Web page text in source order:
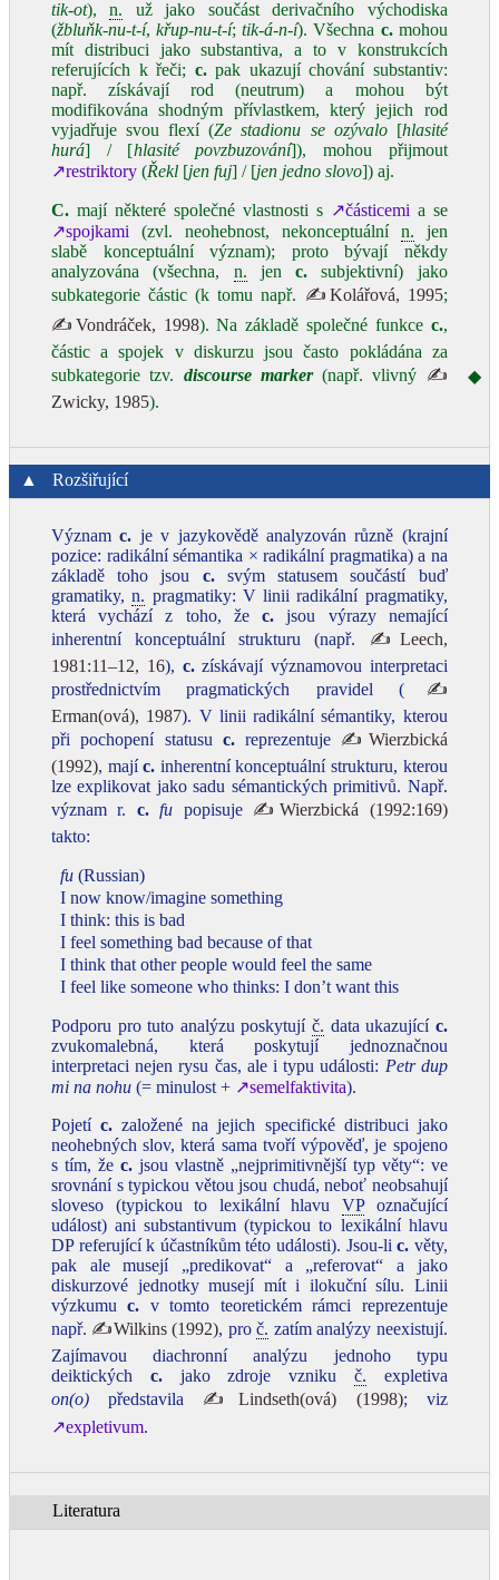
tik‑ot),n. už jako součást derivačního východiska
(žbluňk‑nu‑t‑í,křup‑nu‑t‑í;tik‑á‑n‑í). Všechna c.mohou
mít distribuci jako substantiva, a to v konstrukcích
referujících k řeči; c.pak ukazují chování substantiv:
např. získávají rod (neutrum) a mohou být
modifikována shodným přívlastkem, který jejich rod
vyjadřuje svou flexí (Ze stadionu se ozývalo[hlasité
hurá] / [hlasité povzbuzování]), mohou přijmout
↗restriktory (Řekl [jen fuj] / [jen jedno slovo]) aj.
C. mají některé společné vlastnosti s ↗částicemi a se
↗spojkami (zvl. neohebnost, nekonceptuální n. jen
slabě konceptuální význam); proto bývají někdy
analyzována (všechna, n. jenc. subjektivní) jako
subkategorie částic (k tomu např. ✍Kolářová, 1995;
✍Vondráček, 1998). Na základě společné funkce c.,
částic a spojek v diskurzu jsou často pokládána za
subkategorie tzv. discourse marker(např. vlivný ✍
Zwicky, 1985).
◆
▲ Rozšiřující
Významc. je v jazykovědě analyzován různě (krajní
pozice: radikální sémantika × radikální pragmatika) a na
základě toho jsou c.svým statusem součástí buď
gramatiky,n. pragmatiky: V linii radikální pragmatiky,
která vychází z toho, žec. jsou výrazy nemající
inherentní konceptuální strukturu (např. ✍Leech,
1981:11–12, 16), c.získávají významovou interpretaci
prostřednictvím pragmatických pravidel ( ✍
Erman(ová), 1987). V linii radikální sémantiky, kterou
při pochopení statusu c.reprezentuje ✍Wierzbická
(1992), majíc. inherentní konceptuální strukturu, kterou
lze explikovat jako sadu sémantických primitivů. Např.
význam r. c. fu popisuje ✍Wierzbická (1992:169)
takto:
fu (Russian)
I now know/imagine something
I think: this is bad
I feel something bad because of that
I think that other people would feel the same
I feel like someone who thinks: I don’t want this
Podporu pro tuto analýzu poskytují č. data ukazující c.
zvukomalebná, která poskytují jednoznačnou
interpretaci nejen rysu čas, ale i typu události: Petr dup
mi na nohu (= minulost + ↗semelfaktivita).
Pojetíc. založené na jejich specifické distribuci jako
neohebných slov, která sama tvoří výpověď, je spojeno
s tím, že c.jsou vlastně „nejprimitivnější typ věty“: ve
srovnání s typickou větou jsou chudá, neboť neobsahují
sloveso (typickou to lexikální hlavuVPoznačující
událost) ani substantivum (typickou to lexikální hlavu
DP referující k účastníkům této události). Jsou‑lic. věty,
pak ale musejí „predikovat“ a „referovat“ a jako
diskurzové jednotky musejí mít i ilokuční sílu. Linii
výzkumuc. v tomto teoretickém rámci reprezentuje
např. ✍Wilkins (1992), proč. zatím analýzy neexistují.
Zajímavou diachronní analýzu jednoho typu
deiktických c.jako zdroje vzniku č. expletiva
on(o) představila ✍Lindseth(ová) (1998); viz
↗expletivum.
Literatura